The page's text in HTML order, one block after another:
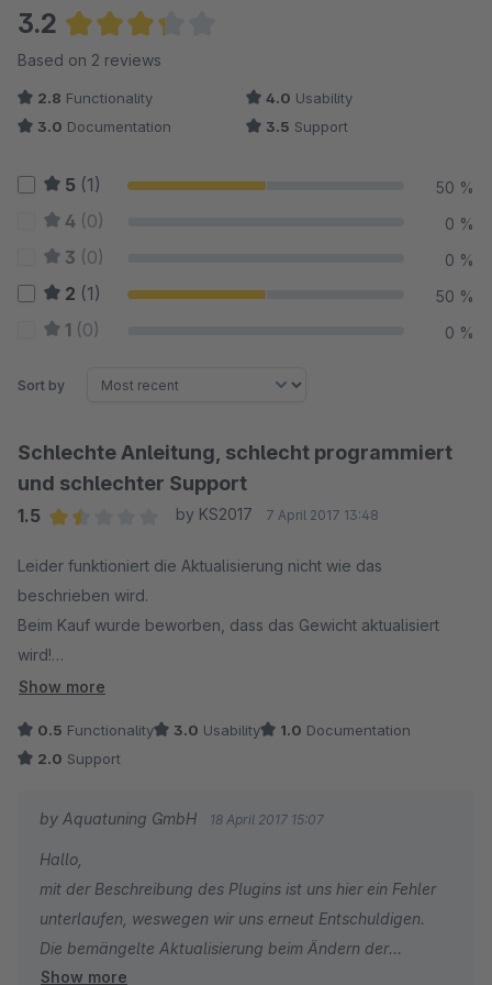
3.2
Average rating of 3.25 out of 5 stars
Based on 2 reviews
2.8 Functionality 4.0 Usability
3.0 Documentation 3.5 Support
5 (1) 50 %
4 (0) 0 %
3 (0) 0 %
2 (1) 50 %
1 (0) 0 %
Sort by
Schlechte Anleitung, schlecht programmiert
und schlechter Support
1.5
by KS2017 7 April 2017 13:48
Leider funktioniert die Aktualisierung nicht wie das
beschrieben wird.
Beim Kauf wurde beworben, dass das Gewicht aktualisiert
wird!
Auch wenn Artikel abgeändert werden, wird das Gewicht nicht
Der Support stritt zuerst die Funktion ab (hat die Funktion aus
der Beschreibung entfernt da es nicht funktioniert) und meinte
Erst als Shopware sich eingeschaltet hat, hat man sich wieder
an die beworbene Funktion beschrieben.
Jedoch muss ich nun 4 Wochen auf die Funktion warten
(streite schon seit 2 Wochen).
Guten Support sehe ich anders!!
Show more
0.5 Functionality 3.0 Usability 1.0 Documentation
2.0 Support
by Aquatuning GmbH 18 April 2017 15:07
Hallo,
mit der Beschreibung des Plugins ist uns hier ein Fehler
unterlaufen, weswegen wir uns erneut Entschuldigen.
Die bemängelte Aktualisierung beim Ändern der
Positionen wird auch korrigiert. Allerdings ist Ihre
Show more